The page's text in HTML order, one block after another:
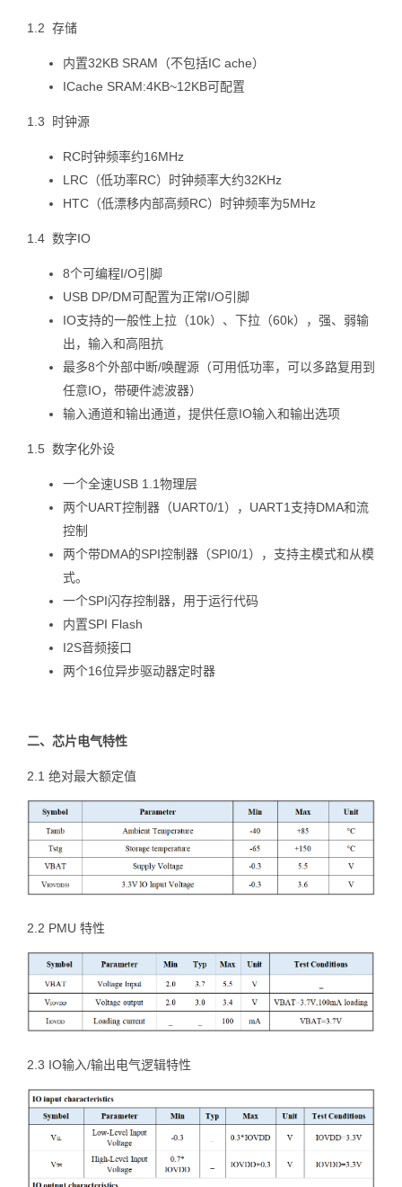
1.2 存储
内置32KB SRAM（不包括IC ache）
ICache SRAM:4KB~12KB可配置
1.3 时钟源
RC时钟频率约16MHz
LRC（低功率RC）时钟频率大约32KHz
HTC（低漂移内部高频RC）时钟频率为5MHz
1.4 数字IO
8个可编程I/O引脚
USB DP/DM可配置为正常I/O引脚
IO支持的一般性上拉（10k）、下拉（60k），强、弱输
出，输入和高阻抗
最多8个外部中断/唤醒源（可用低功率，可以多路复用到
任意IO，带硬件滤波器）
输入通道和输出通道，提供任意IO输入和输出选项
1.5 数字化外设
一个全速USB 1.1物理层
两个UART控制器（UART0/1），UART1支持DMA和流
控制
两个带DMA的SPI控制器（SPI0/1），支持主模式和从模
式。
一个SPI闪存控制器，用于运行代码
内置SPI Flash
I2S音频接口
两个16位异步驱动器定时器
二、 芯片电气特性
2.1 绝对最大额定值
2.2 PMU 特性
2.3 IO输入/输出电气逻辑特性